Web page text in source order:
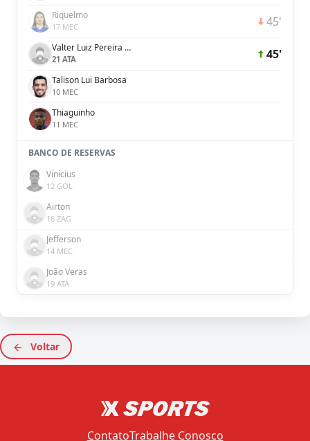
Riquelmo
17 MEC 45'
Valter Luiz Pereira de Oliveira Júnior
21 ATA 45'
Talison Lui Barbosa
10 MEC
Thiaguinho
11 MEC
BANCO DE RESERVAS
Vinicius
12 GOL
Airton
16 ZAG
Jefferson
14 MEC
João Veras
19 ATA
Voltar
ContatoTrabalhe Conosco